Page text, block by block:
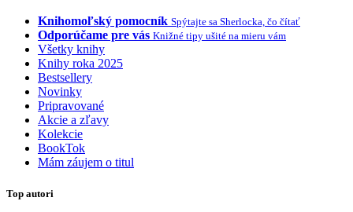
Knihomoľský pomocník Spýtajte sa Sherlocka, čo čítať
Odporúčame pre vás Knižné tipy ušité na mieru vám
Všetky knihy
Knihy roka 2025
Bestsellery
Novinky
Pripravované
Akcie a zľavy
Kolekcie
BookTok
Mám záujem o titul
Top autori